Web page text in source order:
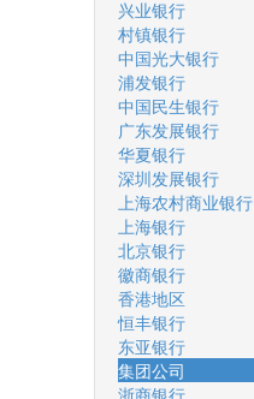
兴业银行
村镇银行
中国光大银行
浦发银行
中国民生银行
广东发展银行
华夏银行
深圳发展银行
上海农村商业银行
上海银行
北京银行
徽商银行
香港地区
恒丰银行
东亚银行
集团公司
浙商银行